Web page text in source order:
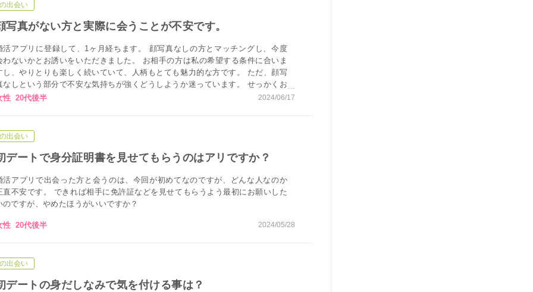
出会い
写真がない方と実際に会うことが不安です。
活アプリに登録して、1ヶ月経ちます。 顔写真なしの方とマッチングし、今度
わないかとお誘いをいただきました。 お相手の方は私の希望する条件に合いま
し、やりとりも楽しく続いていて、人柄もとても魅力的な方です。 ただ、顔写
なしという部分で不安な気持ちが強くどうしようか迷っています。 せっかくお
いいただいたので、不安な気持ちを抱えたままでも会った方がいいのでしょう
性 20代後半 2024/06/17
出会い
デートで身分証明書を見せてもらうのはアリですか？
活アプリで出会った方と会うのは、今回が初めてなのですが、どんな人なのか
直不安です。 できれば相手に免許証などを見せてもらうよう最初にお願いした
のですが、やめたほうがいいですか？
性 20代後半 2024/05/28
出会い
デートの身だしなみで気を付ける事は？